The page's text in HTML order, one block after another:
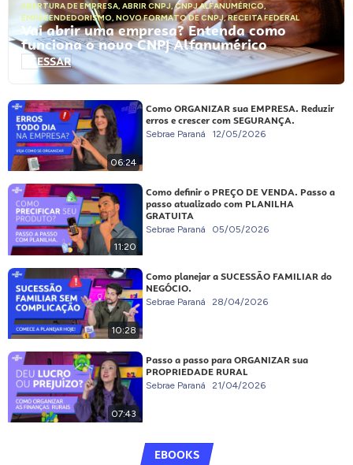
ABERTURA DE EMPRESA, ABRIR CNPJ,CNPJ ALFANUMÉRICO,
EMPREENDEDORISMO, NOVO FORMATO DE CNPJ,RECEITA FEDERAL
Vai abrir uma empresa? Entenda como
funciona o novo CNPJ Alfanumérico
ACESSAR
06:24
Como ORGANIZAR sua EMPRESA. Reduzir
erros e crescer com SEGURANÇA.
Sebrae Paraná 12/05/2026
11:20
Como definir o PREÇO DE VENDA. Passo a
passo atualizado com PLANILHA
GRATUITA
Sebrae Paraná 05/05/2026
10:28
Como planejar a SUCESSÃO FAMILIAR do
NEGÓCIO.
Sebrae Paraná 28/04/2026
07:43
Passo a passo para ORGANIZAR sua
PROPRIEDADE RURAL
Sebrae Paraná 21/04/2026
EBOOKS